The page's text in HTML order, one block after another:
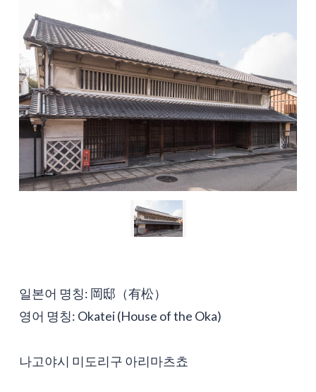
일본어 명칭: 岡邸（有松）
영어 명칭: Okatei (House of the Oka)
나고야시 미도리구 아리마츠쵸